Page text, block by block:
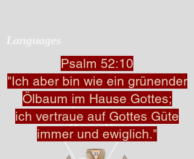
Languages
Psalm 52:10
"Ich aber bin wie ein grünender
Ölbaum im Hause Gottes;
ich vertraue auf Gottes Güte
immer und ewiglich."